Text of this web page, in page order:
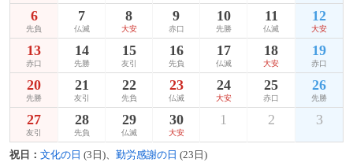
6
先負
7
仏滅
8
大安
9
赤口
10
先勝
11
仏滅
12
大安
13
赤口
14
先勝
15
友引
16
先負
17
仏滅
18
大安
19
赤口
20
先勝
21
友引
22
先負
23
仏滅
24
大安
25
赤口
26
先勝
27
友引
28
先負
29
仏滅
30
大安
1 2 3
祝日： 文化の日 (3日)、 勤労感謝の日 (23日)